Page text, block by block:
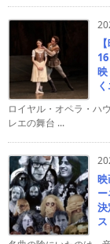
映
ロイヤル・オペラ・ハ
レエの舞台 ...
映
決